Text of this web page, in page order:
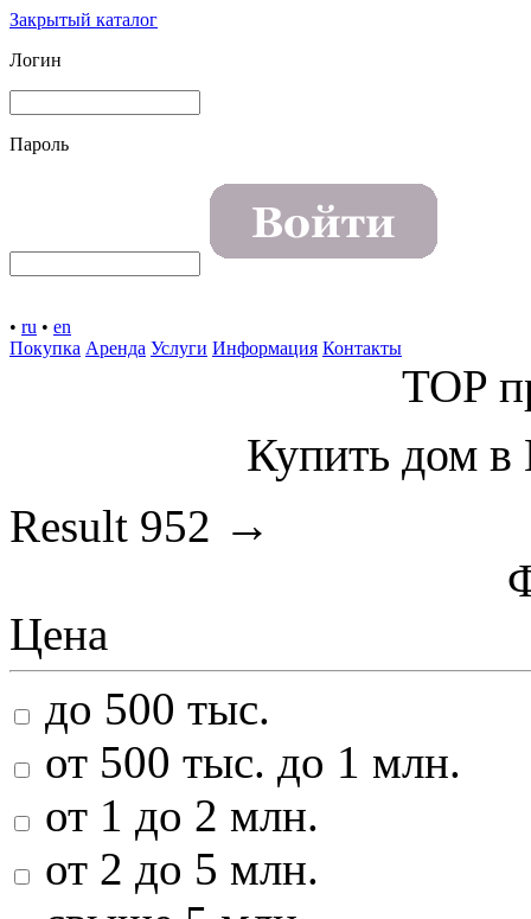
Закрытый каталог
Логин
Пароль
• ru • en
Покупка Аренда Услуги Информация Контакты
TOP
Купить дом
Result 952 →
Цена
до 500 тыс.
от 500 тыс. до 1 млн.
от 1 до 2 млн.
от 2 до 5 млн.